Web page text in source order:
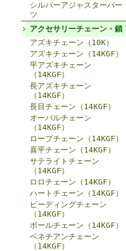
シルバーアジャスターパー
ツ
アクセサリーチェーン・鎖
アズキチェーン（10K）
アズキチェーン（14KGF）
平アズキチェーン
（14KGF）
長アズキチェーン
（14KGF）
長目チェーン（14KGF）
オーバルチェーン
（14KGF）
ロープチェーン（14KGF）
喜平チェーン（14KGF）
サテライトチェーン
（14KGF）
ロロチェーン（14KGF）
ハートチェーン（14KGF）
ビーディングチェーン
（14KGF）
ボールチェーン（14KGF）
ベネチアンチェーン
（14KGF）